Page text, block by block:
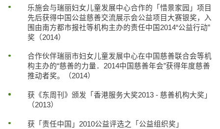
乐施会与瑞丽妇女儿童发展中心合作的「惜景家园」项目
先后获得中国公益慈善交流展示会公益项目大赛银奖，入
围由南方都市报社等机构主办的责任中国2014“公益行动”
奖（2014）
合作伙伴瑞丽市妇女儿童发展中心在中国慈善联合会等机
构主办的“慈善的力量．2014中国慈善年会”获得年度慈善
推动者奖。（2014）
获《东周刊》颁发「香港服务大奖2013 - 慈善机构大奖」
（2013）
获「责任中国」2010公益评选之「公益组织奖」